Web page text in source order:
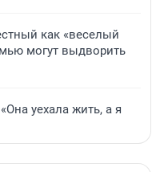
как «веселый
могут выдворить
уехала жить, а я